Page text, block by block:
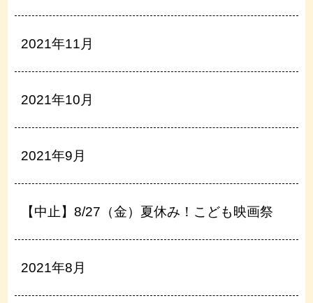
2021年11月
2021年10月
2021年9月
【中止】8/27（金）夏休み！こども映画祭
2021年8月